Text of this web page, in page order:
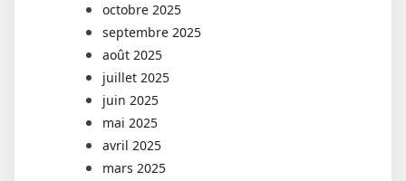
octobre 2025
septembre 2025
août 2025
juillet 2025
juin 2025
mai 2025
avril 2025
mars 2025